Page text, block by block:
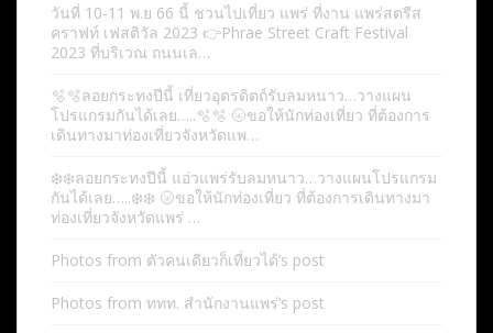
วันที่ 10-11 พ.ย 66 นี้ ชวนไปเที่ยว แพร่ ที่งาน แพร่สตรีส
คราฟท์ เฟสติวัล 2023 👉Phrae Street Craft Festival
2023 ที่บริเวณ ถนนเล…
🫧🫧ลอยกระทงปีนี้ เที่ยวอุตรดิตถ์รับลมหนาว…วางแผน
โปรแกรมกันได้เลย…..🫧🫧 🌝ขอให้นักท่องเที่ยว ที่ต้องการ
เดินทางมาท่องเที่ยวจังหวัดแพ…
❄️❄️ลอยกระทงปีนี้ แอ่วแพร่รับลมหนาว…วางแผนโปรแกรม
กันได้เลย…..❄️❄️ 🌝ขอให้นักท่องเที่ยว ที่ต้องการเดินทางมา
ท่องเที่ยวจังหวัดแพร่ …
Photos from ตัวคนเดียวก็เที่ยวได้’s post
Photos from ททท. สำนักงานแพร่’s post